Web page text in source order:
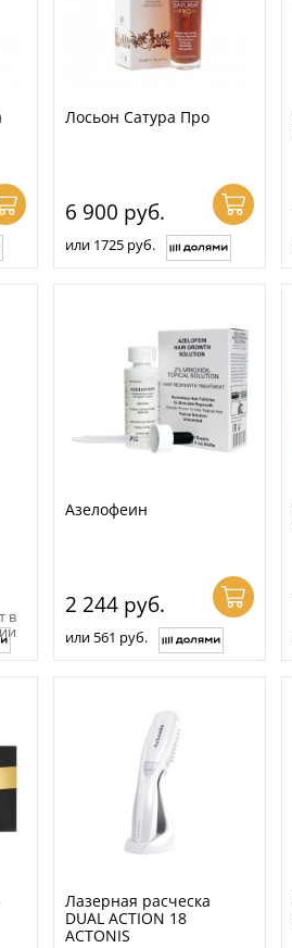
Лосьон Сатура Про
6 900 руб.
или 1725 руб.
в
Азелофеин
2 244 руб.
или 561 руб.
Лазерная расческа
DUAL ACTION 18
ACTONIS